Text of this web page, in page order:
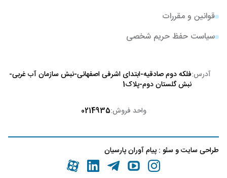
قوانین و مقررات
سیاست حفظ حریم شخصی
آدرس:فلکه دوم صادقیه-ابتدای اشرفی اصفهانی-نبش سازمان آب غربی-
نبش گلستان دوم-پلاک1
واحد فروش:0214935
طراحی سایتوسئو : پیام آوران پارسیان